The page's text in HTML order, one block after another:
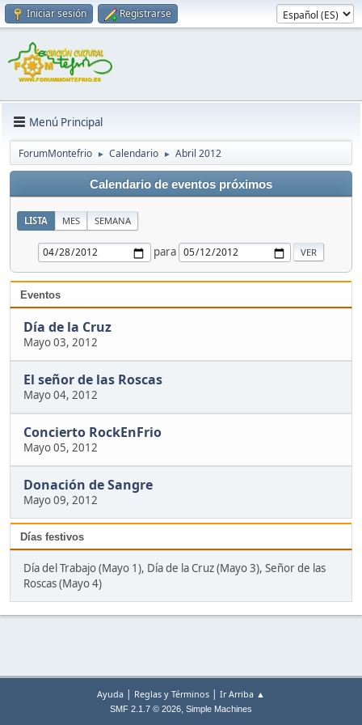
Iniciar sesión Registrarse
Menú Principal
ForumMontefrio ► Calendario ► Abril 2012
Calendario de eventos próximos
LISTA MES SEMANA
para
Eventos
Día de la Cruz
Mayo 03, 2012
El señor de las Roscas
Mayo 04, 2012
Concierto RockEnFrio
Mayo 05, 2012
Donación de Sangre
Mayo 09, 2012
Días festivos
Día del Trabajo (Mayo 1), Día de la Cruz (Mayo 3), Señor de las
Roscas (Mayo 4)
Ayuda | Reglas y Términos | Ir Arriba ▲
SMF 2.1.7 © 2026, Simple Machines